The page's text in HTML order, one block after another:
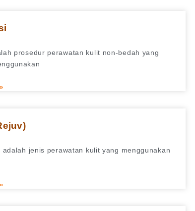
prosedur perawatan kulit non-bedah yang
adalah jenis perawatan kulit yang menggunakan